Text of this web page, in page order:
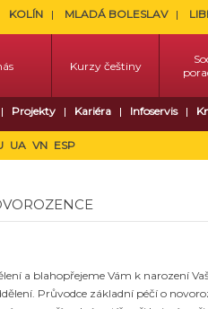
KOLÍN MLADÁ BOLESLAV
Kurzy češtiny
Projekty Kariéra Infoservis
UA VN ESP
a blahopřejeme Vám k narození
Průvodce základní péčí o